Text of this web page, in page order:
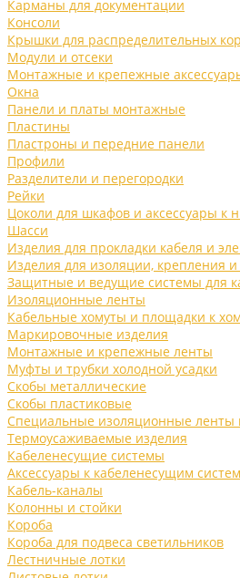
Карманы для документации
Консоли
Крышки для распределительных
Модули и отсеки
Монтажные и крепежные
Окна
Панели и платы монтажные
Пластины
Пластроны и передние панели
Профили
Разделители и перегородки
Рейки
Цоколи для шкафов и аксессуары к
Шасси
Изделия для прокладки кабеля и
Изделия для изоляции, крепления
Защитные и ведущие системы для
Изоляционные ленты
Кабельные хомуты и площадки к
Маркировочные изделия
Монтажные и крепежные ленты
Муфты и трубки холодной усадки
Скобы металлические
Скобы пластиковые
Специальные изоляционные ленты
Термоусаживаемые изделия
Кабеленесущие системы
Аксессуары к кабеленесущим
Кабель-каналы
Колонны и стойки
Короба
Короба для подвеса светильников
Лестничные лотки